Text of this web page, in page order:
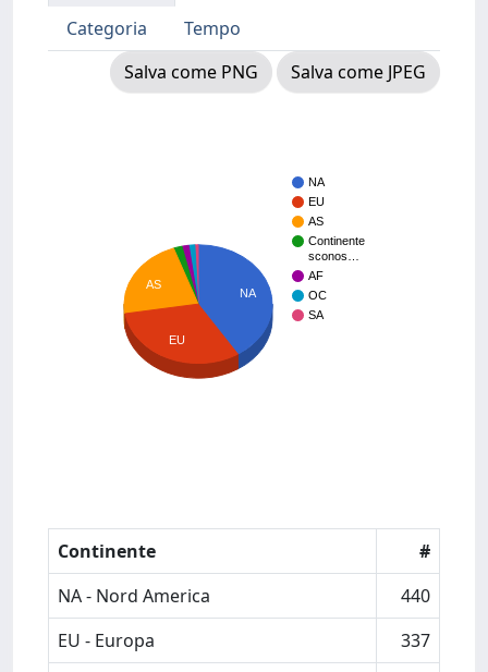
Categoria
Tempo
Salva come PNG
Salva come JPEG
NA
EU
AS
Continente
sconos…
AF
OC
SA
NA
AS
EU
Continente
#
NA - Nord America
440
EU - Europa
337